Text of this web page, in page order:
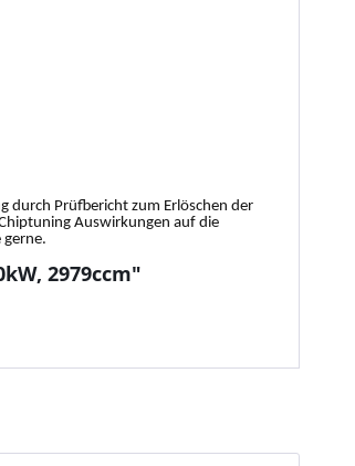
durch Prüfbericht zum Erlöschen der
Auswirkungen auf die
gerne.
2979ccm"